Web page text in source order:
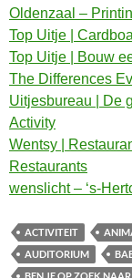
Oldenzaal –
Top Uitje |
Top Uitje | Bouw
The Differences
Uitjesbureau | De
Activity
Wentsy |
Restaurants
wenslicht – ‘s-
ACTIVITEIT
AUDITORIUM